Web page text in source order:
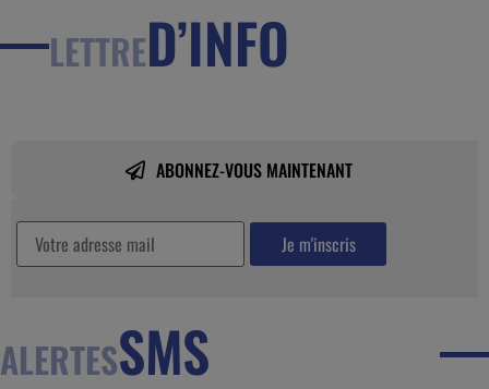
LETTRED’INFO
ABONNEZ-VOUS MAINTENANT
ALERTESSMS